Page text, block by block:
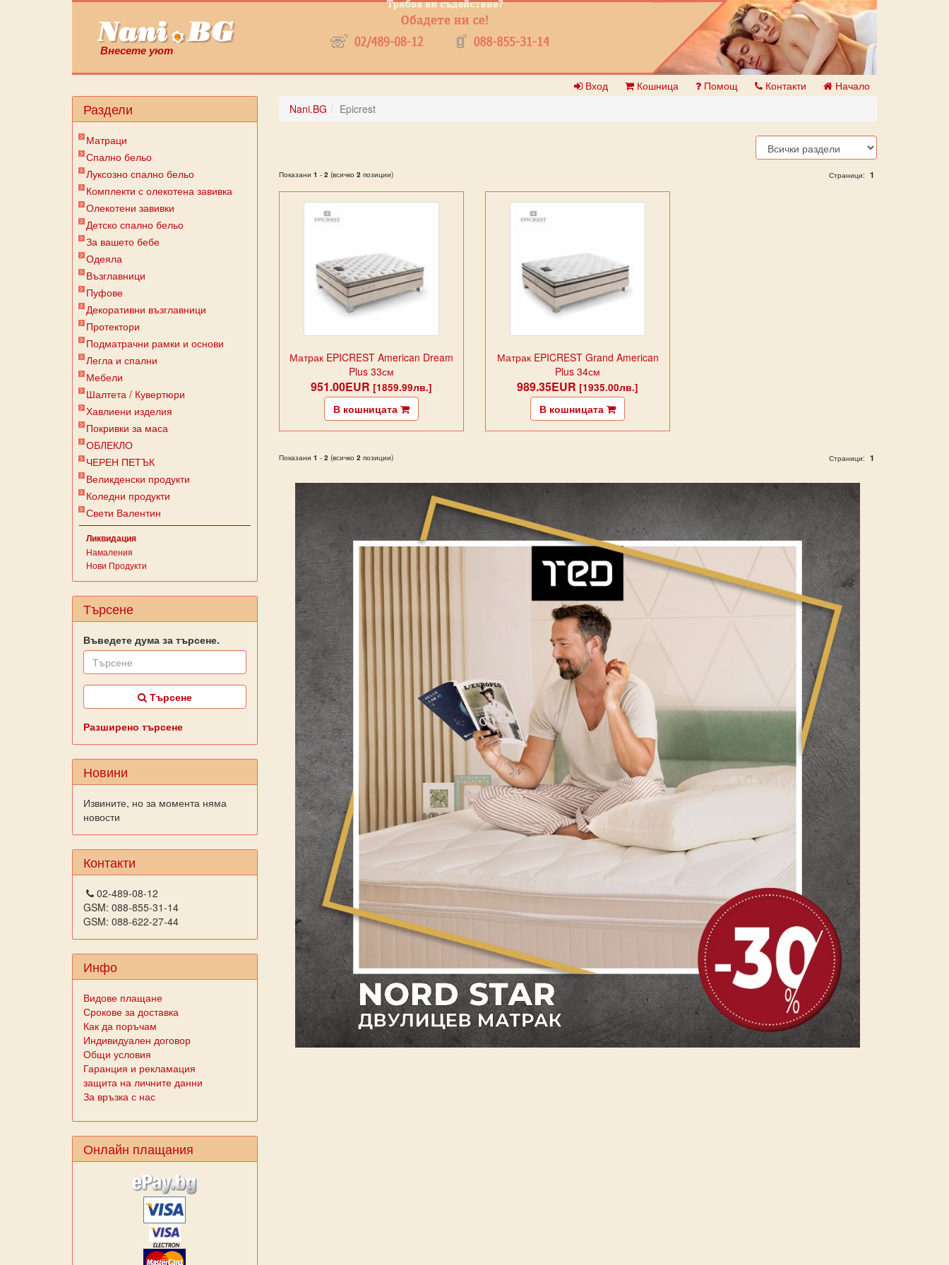
Внесете уют
Вход Кошница Помощ Контакти Начало
Раздели
Матраци
Спално бельо
Луксозно спално бельо
Комплекти с олекотена завивка
Олекотени завивки
Детско спално бельо
За вашето бебе
Одеяла
Възглавници
Пуфове
Декоративни възглавници
Протектори
Подматрачни рамки и основи
Легла и спални
Мебели
Шалтета / Кувертюри
Хавлиени изделия
Покривки за маса
ОБЛЕКЛО
ЧЕРЕН ПЕТЪК
Великденски продукти
Коледни продукти
Свети Валентин
Ликвидация
Намаления
Нови Продукти
Търсене
Въведете дума за търсене.
Търсене
Разширено търсене
Новини
Извините, но за момента няма
новости
Контакти
02-489-08-12
GSM: 088-855-31-14
GSM: 088-622-27-44
Инфо
Видове плащане
Срокове за доставка
Как да поръчам
Индивидуален договор
Общи условия
Гаранция и рекламация
защита на личните данни
За връзка с нас
Онлайн плащания
Nani.BG Epicrest
Показани 1 - 2 (всичко 2 позиции) Страници: 1
Матрак EPICREST American Dream
Plus 33см
951.00EUR [1859.99лв.]
В кошницата
Матрак EPICREST Grand American
Plus 34см
989.35EUR[1935.00лв.]
В кошницата
Показани 1 - 2 (всичко 2 позиции) Страници: 1